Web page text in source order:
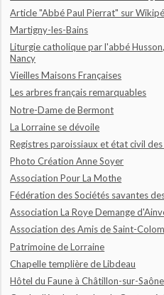
Article "Abbé Paul Pierrat" sur
Martigny-les-Bains
Liturgie catholique par l'abbé
Nancy
Vieilles Maisons Françaises
Les arbres français remarquables
Notre-Dame de Bermont
La Lorraine se dévoile
Registres paroissiaux et état civil
Photo Création Anne Soyer
Association Pour La Mothe
Fédération des Sociétés savantes
Association La Roye Demange
Association des Amis de Saint-
Patrimoine de Lorraine
Chapelle templière de Libdeau
Hôtel du Faune à Châtillon-sur-Saône